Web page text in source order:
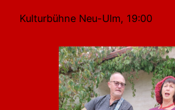
Kulturbühne Neu-Ulm, 19:00